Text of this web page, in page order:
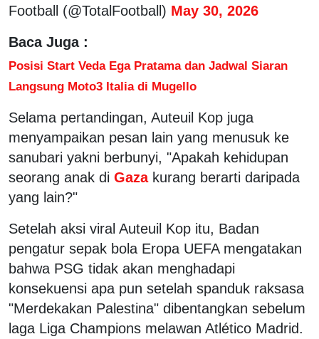
Football (@TotalFootball) May 30, 2026
Baca Juga :
Posisi Start Veda Ega Pratama dan Jadwal Siaran
Langsung Moto3 Italia di Mugello
Selama pertandingan, Auteuil Kop juga
menyampaikan pesan lain yang menusuk ke
sanubari yakni berbunyi, "Apakah kehidupan
seorang anak di Gaza kurang berarti daripada
yang lain?"
Setelah aksi viral Auteuil Kop itu, Badan
pengatur sepak bola Eropa UEFA mengatakan
bahwa PSG tidak akan menghadapi
konsekuensi apa pun setelah spanduk raksasa
"Merdekakan Palestina" dibentangkan sebelum
laga Liga Champions melawan Atlético Madrid.